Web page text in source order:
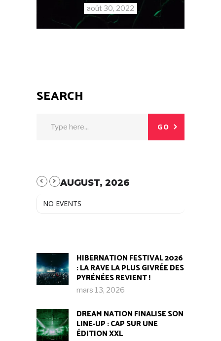
août 30, 2022
SEARCH
GO
AUGUST, 2026
NO EVENTS
HIBERNATION FESTIVAL 2026
: LA RAVE LA PLUS GIVRÉE DES
PYRÉNÉES REVIENT !
mars 13, 2026
DREAM NATION FINALISE SON
LINE-UP : CAP SUR UNE
ÉDITION XXL